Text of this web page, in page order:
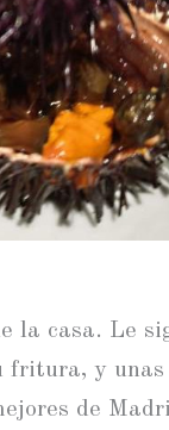
la casa. Le
fritura, y unas
de